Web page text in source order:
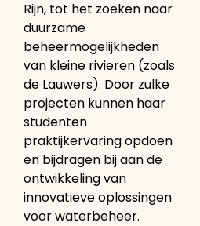
Rijn, tot het zoeken naar
duurzame
beheermogelijkheden
van kleine rivieren (zoals
de Lauwers). Door zulke
projecten kunnen haar
studenten
praktijkervaring opdoen
en bijdragen bij aan de
ontwikkeling van
innovatieve oplossingen
voor waterbeheer.